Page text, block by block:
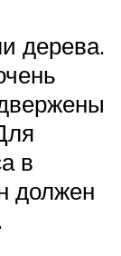
дерева.
в
должен